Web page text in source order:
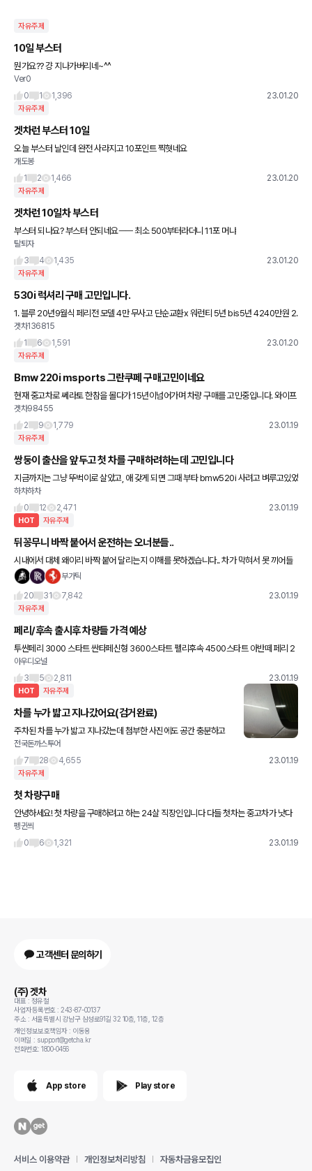
자유주제
10일 부스터
뭔가요?? 걍 지나가버리네~^^
Ver0
0
1 1,396 23.01.20
자유주제
겟차런 부스터 10일
오늘 부스터 날인데 완전 사라지고 10포인트 찍혓네요
개도봉
1
2 1,466 23.01.20
자유주제
겟차런 10일차 부스터
부스터 되나요? 부스터 안되네요ㅡㅡ 최소 500부터라더니 11포 머냐
탈퇴자
3
4 1,435 23.01.20
자유주제
530i 럭셔리 구매 고민입니다.
1. 블루 20년9월식 페리전 모델 4만 무사고 단순교환x 워런티 5년 bis5년 4240만원 2.
겟차136815
1
6 1,591 23.01.20
자유주제
Bmw 220i msports 그란쿠페 구매고민이네요
현재 중고차로 쎄라토 한참을 몰다가 15년이넘어가며 차량 구매를 고민중입니다. 와이프
허락가격이 저정도라 현기는 이미지나락이라 외제차를 보니 220i msports가 가장 눈
겟차98455
2
9 1,779 23.01.19
자유주제
쌍둥이 출산을 앞두고 첫 차를 구매하려하는데 고민입니다
지금까지는 그냥 뚜벅이로 살았고, 애 갖게 되면 그때 부타 bmw520i 사려고 벼루고있었
습니다. 근데 갑자기 쌍둥이 소식 ㅋ 참 감사한 일이지만 520i는 못살거 같네요. 그래서
일단 중고
하차하차
0
12 2,471 23.01.19
HOT 자유주제
뒤꽁무니 바짝 붙어서 운전하는 오너분들..
시내에서 대체 왜이리 바짝 붙어 달리는지 이해를 못하겠습니다.. 차가 막혀서 못 끼어들
게 하려고 붙는 구간이면 당연히 이해하는데 도로도 안막히고 여유있게 50키로로 달리는
부가틱
20
31 7,842 23.01.19
자유주제
페리/후속 출시후 차량들 가격 예상
투싼페리 3000 스타트 싼타페신형 3600스타트 펠리후속 4500스타트 아반떼 페리 2
200스타트 풀옵 3000 쏘나타 페리 2900스타트 g80페리 6000스타트 gv80페리 7
000스타트
아우디오널
3
5 2,811 23.01.19
HOT 자유주제
차를 누가 밟고 지나갔어요(검거완료)
주차된 차를 누가 밟고 지나갔는데 첨부한 사진에도 공간 충분하고
차 옆으로도 충분한데 이게 제 상식에서는 도저히 납득이 안가서요
이게 말이 되나요....? 주차자리 평소에 엄청 널널한 곳이고
전국돈까스투어
7
28 4,655 23.01.19
자유주제
첫 차량구매
안녕하세요! 첫 차량을 구매하려고 하는 24살 직장인입니다 다들 첫차는 중고차가 낫다
는 주변 조언도 있고 중고차 잘못사면 고치는 값이 더 나가서 새차가 낫다는 조언도 있어
서… 1. 중고차로 구매하
펭귄씌
0
6 1,321 23.01.19
고객센터 문의하기
(주) 겟차
대표 : 정유철
사업자등록번호 : 243-87-00137
주소 : 서울특별시 강남구 삼성로91길 32 10층, 11층, 12층
개인정보보호책임자 : 이동용
이메일 : support@getcha.kr
전화번호: 1800-0456
App store Play store
서비스 이용약관 개인정보처리방침 자동차금융모집인